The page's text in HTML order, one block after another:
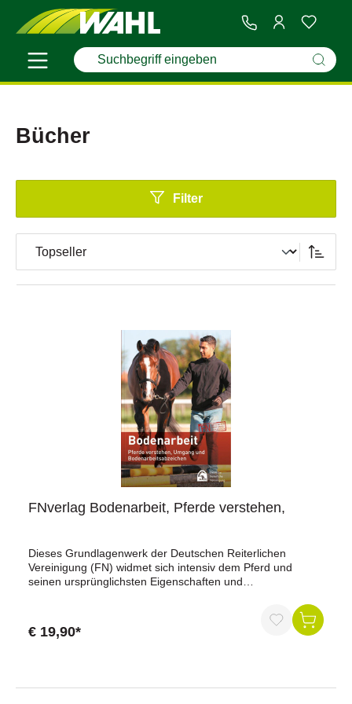
Bücher
Filter
FNverlag Bodenarbeit, Pferde verstehen,
Dieses Grundlagenwerk der Deutschen Reiterlichen
Vereinigung (FN) widmet sich intensiv dem Pferd und
seinen ursprünglichsten Eigenschaften und
- als wichtige Basis für das Reiten, Fahren und Voltigieren -
und gibt dem Menschen umfangreiches Wissen und
praktische Tipps an die Hand. In diesem Lehrbuch wird der
€ 19,90*